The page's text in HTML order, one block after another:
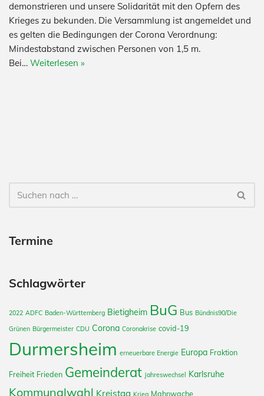
demonstrieren und unsere Solidarität mit den Opfern des
Krieges zu bekunden. Die Versammlung ist angemeldet und
es gelten die Bedingungen der Corona Verordnung:
Mindestabstand zwischen Personen von 1,5 m.
Bei… Weiterlesen »
Termine
Schlagwörter
2022 ADFC Baden-Württemberg Bietigheim BuG Bus Bündnis90/Die
Grünen Bürgermeister CDU Corona Coronakrise covid-19
Durmersheim erneuerbare Energie Europa Fraktion
Freiheit Frieden Gemeinderat Jahreswechsel Karlsruhe
Kommunalwahl Kreistag Mahnwache